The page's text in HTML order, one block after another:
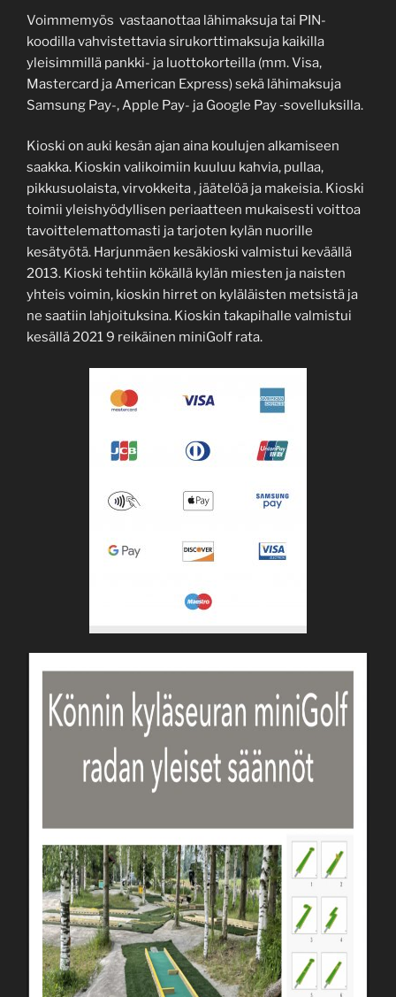
Voimmemyös vastaanottaa lähimaksuja tai PIN-
koodilla vahvistettavia sirukorttimaksuja kaikilla
yleisimmillä pankki- ja luottokorteilla (mm. Visa,
Mastercard ja American Express) sekä lähimaksuja
Samsung Pay-, Apple Pay- ja Google Pay ‑sovelluksilla.
Kioski on auki kesän ajan aina koulujen alkamiseen
saakka. Kioskin valikoimiin kuuluu kahvia, pullaa,
pikkusuolaista, virvokkeita , jäätelöä ja makeisia. Kioski
toimii yleishyödyllisen periaatteen mukaisesti voittoa
tavoittelemattomasti ja tarjoten kylän nuorille
kesätyötä. Harjunmäen kesäkioski valmistui keväällä
2013. Kioski tehtiin kökällä kylän miesten ja naisten
yhteis voimin, kioskin hirret on kyläläisten metsistä ja
ne saatiin lahjoituksina. Kioskin takapihalle valmistui
kesällä 2021 9 reikäinen miniGolf rata.